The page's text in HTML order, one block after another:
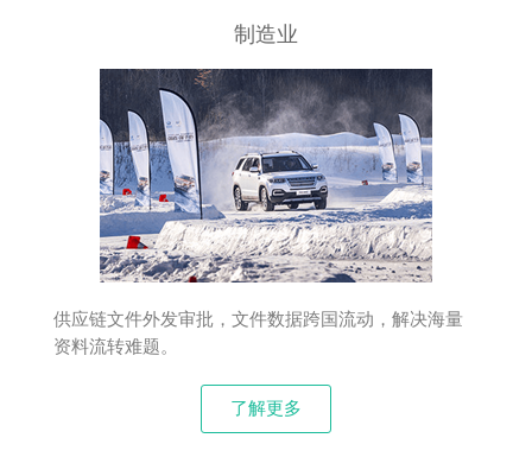
制造业
供应链文件外发审批，文件数据跨国流动，解决海量
资料流转难题。
了解更多